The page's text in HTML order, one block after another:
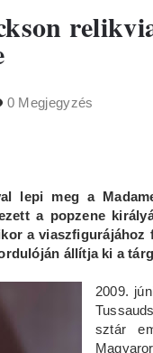
0 Megjegyzés
lepi meg a
a popzene
a
állítja ki a
2009.
sztár